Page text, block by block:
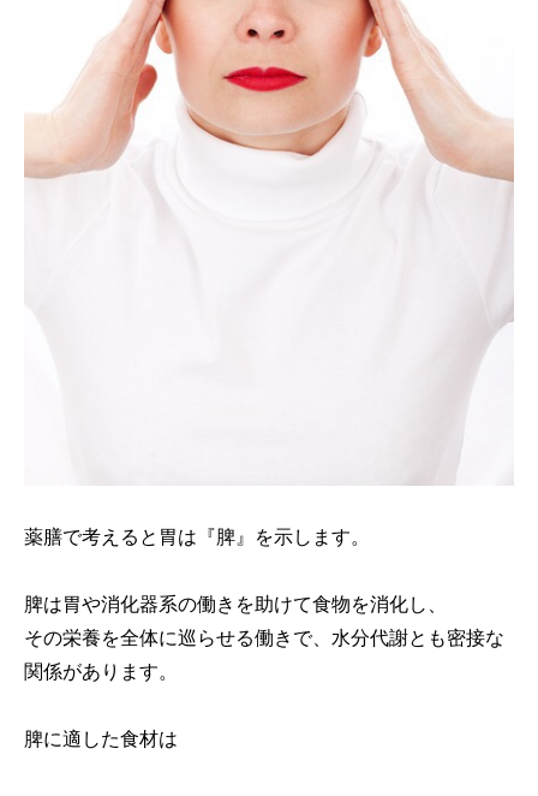
薬膳で考えると胃は『脾』を示します。
脾は胃や消化器系の働きを助けて食物を消化し、
その栄養を全体に巡らせる働きで、水分代謝とも密接な
関係があります。
脾に適した食材は